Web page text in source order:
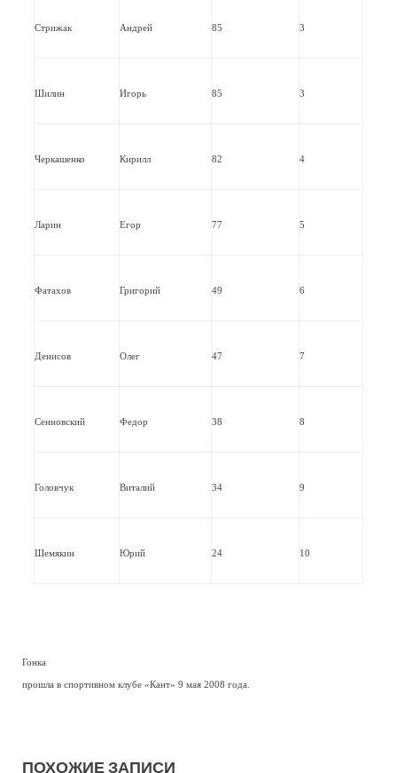
Стрижак Андрей 85 3
Шилин Игорь 85 3
Черкашенко Кирилл 82 4
Ларин Егор 77 5
Фатахов Григорий 49 6
Денисов Олег 47 7
Сенновский Федор 38 8
Головчук Виталий 34 9
Шемякин Юрий 24 10
Гонка
прошла в спортивном клубе «Кант» 9 мая 2008 года.
ПОХОЖИЕ ЗАПИСИ